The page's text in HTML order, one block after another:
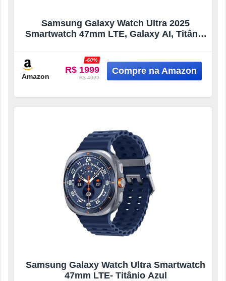
Samsung Galaxy Watch Ultra 2025
Smartwatch 47mm LTE, Galaxy AI, Titânio
Amazon
R$ 1999
-60%
R$ 4999
Samsung Galaxy Watch Ultra Smartwatch
47mm LTE- Titânio Azul